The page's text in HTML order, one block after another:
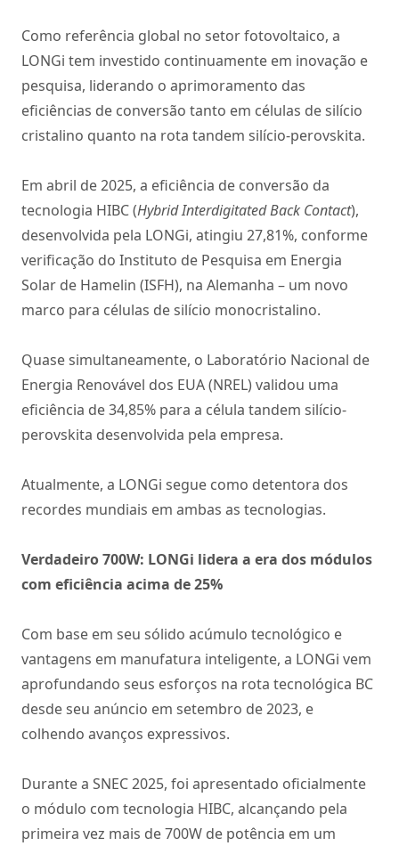
Como referência global no setor fotovoltaico, a
LONGi tem investido continuamente em inovação e
pesquisa, liderando o aprimoramento das
eficiências de conversão tanto em células de silício
cristalino quanto na rota tandem silício-perovskita.
Em abril de 2025, a eficiência de conversão da
tecnologia HIBC (Hybrid Interdigitated Back Contact),
desenvolvida pela LONGi, atingiu 27,81%, conforme
verificação do Instituto de Pesquisa em Energia
Solar de Hamelin (ISFH), na Alemanha – um novo
marco para células de silício monocristalino.
Quase simultaneamente, o Laboratório Nacional de
Energia Renovável dos EUA (NREL) validou uma
eficiência de 34,85% para a célula tandem silício-
perovskita desenvolvida pela empresa.
Atualmente, a LONGi segue como detentora dos
recordes mundiais em ambas as tecnologias.
Verdadeiro 700W: LONGi lidera a era dos módulos
com eficiência acima de 25%
Com base em seu sólido acúmulo tecnológico e
vantagens em manufatura inteligente, a LONGi vem
aprofundando seus esforços na rota tecnológica BC
desde seu anúncio em setembro de 2023, e
colhendo avanços expressivos.
Durante a SNEC 2025, foi apresentado oficialmente
o módulo com tecnologia HIBC, alcançando pela
primeira vez mais de 700W de potência em um